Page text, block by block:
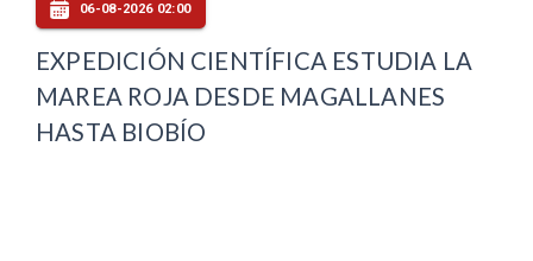
06-08-2026 02:00
EXPEDICIÓN CIENTÍFICA ESTUDIA LA
MAREA ROJA DESDE MAGALLANES
HASTA BIOBÍO